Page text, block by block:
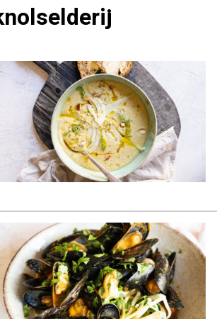
TOEN